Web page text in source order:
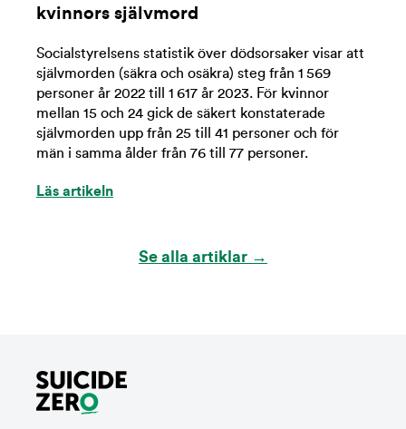
kvinnors självmord
Socialstyrelsens statistik över dödsorsaker visar att
självmorden (säkra och osäkra) steg från 1 569
personer år 2022 till 1 617 år 2023. För kvinnor
mellan 15 och 24 gick de säkert konstaterade
självmorden upp från 25 till 41 personer och för
män i samma ålder från 76 till 77 personer.
Läs artikeln
Se alla artiklar →